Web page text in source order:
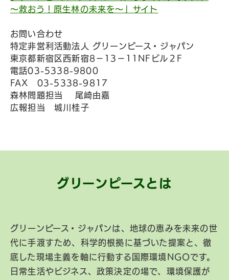
～救おう！原生林の未来を～」サイト
お問い合わせ
特定非営利活動法人 グリーンピース・ジャパン
東京都新宿区西新宿8－13－11NFビル２F
電話03-5338-9800
FAX 03-5338-9817
森林問題担当 尾崎由嘉
広報担当 城川桂子
グリーンピースとは
グリーンピース・ジャパンは、地球の恵みを未来の世
代に手渡すため、科学的根拠に基づいた提案と、徹
底した現場主義を軸に行動する国際環境NGOです。
日常生活やビジネス、政策決定の場で、環境保護が